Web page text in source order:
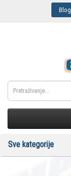
Blog
Sve kategorije